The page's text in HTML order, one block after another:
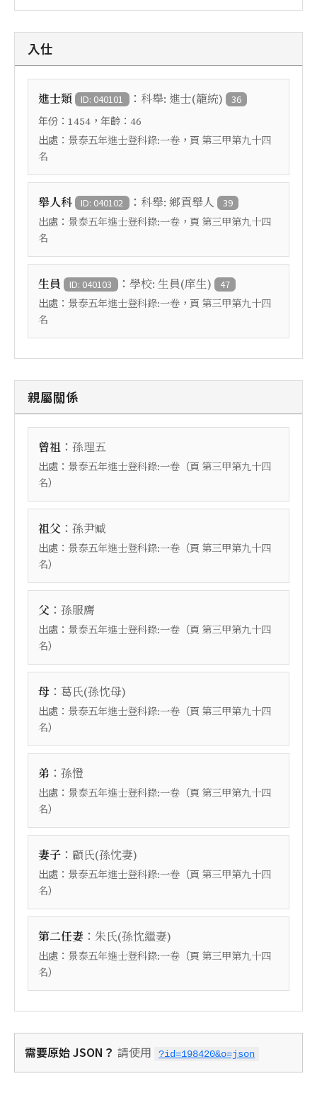
入仕
進士類 ID: 040101 ： 科舉: 進士(籠統) 36
年份： 1454 ，年齡： 46
出處： 景泰五年進士登科錄:一卷 ，頁 第三甲第九十四
名
舉人科 ID: 040102 ： 科舉: 鄉貢舉人 39
出處： 景泰五年進士登科錄:一卷 ，頁 第三甲第九十四
名
生員 ID: 040103 ： 學校: 生員(庠生) 47
出處： 景泰五年進士登科錄:一卷 ，頁 第三甲第九十四
名
親屬關係
曾祖 ： 孫理五
出處： 景泰五年進士登科錄:一卷 （頁 第三甲第九十四
名）
祖父 ： 孫尹臧
出處： 景泰五年進士登科錄:一卷 （頁 第三甲第九十四
名）
父 ： 孫服膺
出處： 景泰五年進士登科錄:一卷 （頁 第三甲第九十四
名）
母 ： 葛氏(孫忱母)
出處： 景泰五年進士登科錄:一卷 （頁 第三甲第九十四
名）
弟 ： 孫憕
出處： 景泰五年進士登科錄:一卷 （頁 第三甲第九十四
名）
妻子 ： 顧氏(孫忱妻)
出處： 景泰五年進士登科錄:一卷 （頁 第三甲第九十四
名）
第二任妻 ： 朱氏(孫忱繼妻)
出處： 景泰五年進士登科錄:一卷 （頁 第三甲第九十四
名）
需要原始 JSON？ 請使用 ?id=198420&o=json